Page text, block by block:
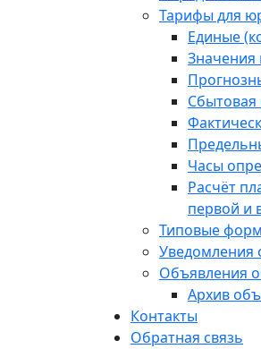
Тарифы для
Единые
Сбытовая
Часы
Расчёт
первой и
Типовые
Уведомления
Объявления
Архив
Контакты
Обратная связь